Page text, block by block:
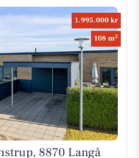
1.995.000 kr
108 m2
8870 Langå